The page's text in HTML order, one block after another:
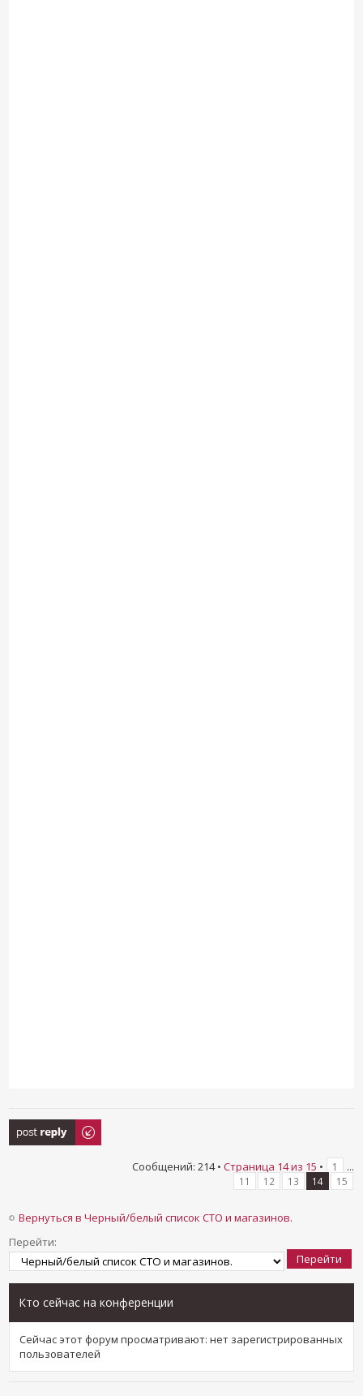
Ответить
Сообщений: 214 • Страница 14из 15 • 1 ...
11 12 13 14 15
Вернуться в Черный/белый список СТО и магазинов.
Перейти:
Кто сейчас на конференции
Сейчас этот форум просматривают: нет зарегистрированных
пользователей